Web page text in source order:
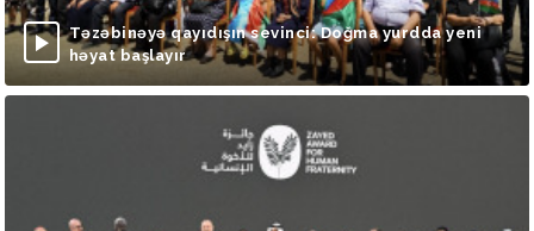
Təzəbinəyə qayıdışın sevinci: Doğma yurdda yeni
həyat başlayır